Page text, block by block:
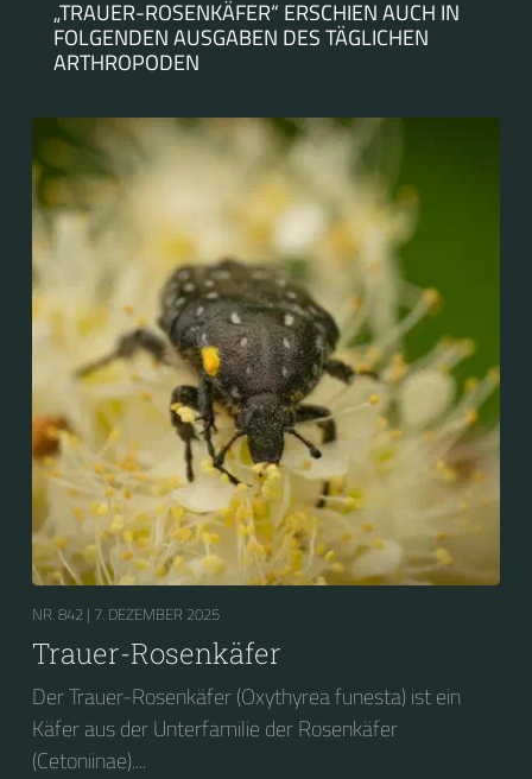
„TRAUER-ROSENKÄFER“ ERSCHIEN AUCH IN
FOLGENDEN AUSGABEN DES TÄGLICHEN
ARTHROPODEN
NR. 842 | 7. DEZEMBER 2025
Trauer-Rosenkäfer
Der Trauer-Rosenkäfer (Oxythyrea funesta) ist ein
Käfer aus der Unterfamilie der Rosenkäfer
(Cetoniinae)....